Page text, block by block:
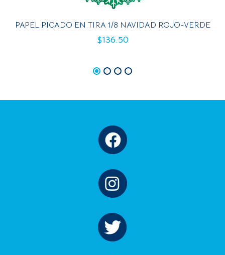
PAPEL PICADO EN TIRA 1/8 NAVIDAD ROJO-VERDE
$136.50